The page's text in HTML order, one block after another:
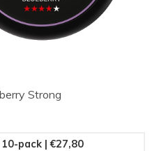
Strong
10-pack | €27,80